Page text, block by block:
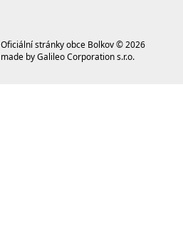
Oficiální stránky obce Bolkov © 2026
made byGalileo Corporation s.r.o.